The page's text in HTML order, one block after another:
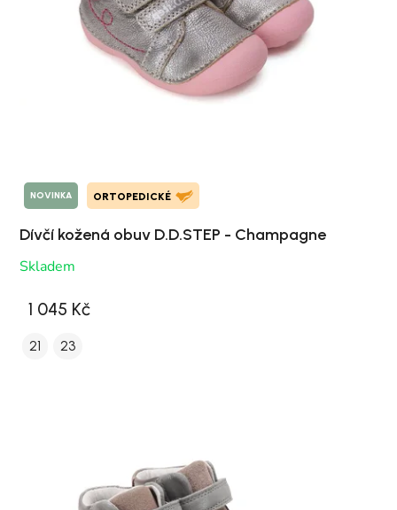
NOVINKA ORTOPEDICKÉ
Dívčí kožená obuv D.D.STEP - Champagne
Skladem
1 045 Kč
21 23